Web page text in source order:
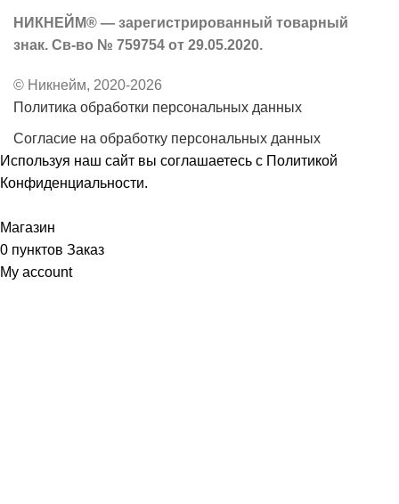
НИКНЕЙМ® — зарегистрированный товарный
знак. Св-во № 759754 от 29.05.2020.
© Никнейм, 2020-2026
Политика обработки персональных данных
Согласие на обработку персональных данных
Используя наш сайт вы соглашаетесь с Политикой
Конфиденциальности.
Магазин
0 пунктов Заказ
My account